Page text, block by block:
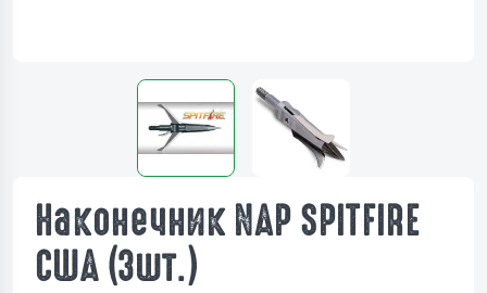
Наконечник NAP SPITFIRE
США (3шт.)